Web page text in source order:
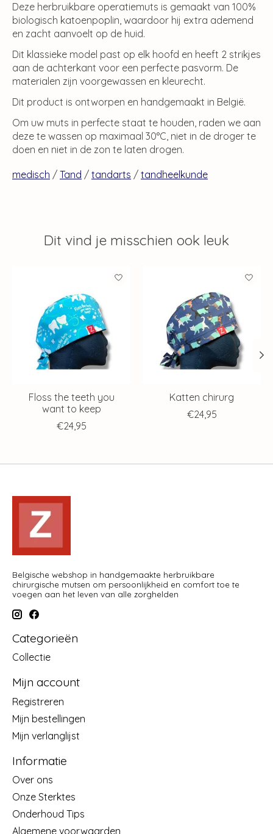
Deze herbruikbare operatiemuts is gemaakt van 100%
biologisch katoenpoplin, waardoor hij extra ademend
en zacht aanvoelt op de huid.
Dit klassieke model past op elk hoofd en heeft 2 strikjes
aan de achterkant voor een perfecte pasvorm. De
materialen zijn voorgewassen en kleurecht.
Dit product is ontworpen en handgemaakt in België.
Om uw muts in perfecte staat te houden, raden we aan
deze te wassen op maximaal 30°C, niet in de droger te
doen en niet in de zon te laten drogen.
medisch / Tand / tandarts / tandheelkunde
Dit vind je misschien ook leuk
Items van productcarrousel
Floss the teeth you
want to keep
€24,95
Katten chirurg
€24,95
Belgische webshop in handgemaakte herbruikbare
chirurgische mutsen om persoonlijkheid en comfort toe te
voegen aan het leven van alle zorghelden
Categorieën
Collectie
Mijn account
Registreren
Mijn bestellingen
Mijn verlanglijst
Informatie
Over ons
Onze Sterktes
Onderhoud Tips
Algemene voorwaarden